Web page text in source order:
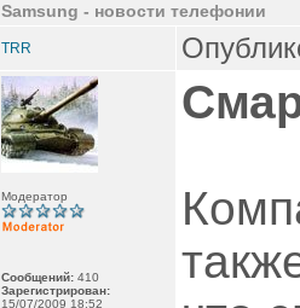
Samsung - новости телефонии
TRR
Модератор
Сообщений: 410
Зарегистрирован:
15/07/2009 18:52